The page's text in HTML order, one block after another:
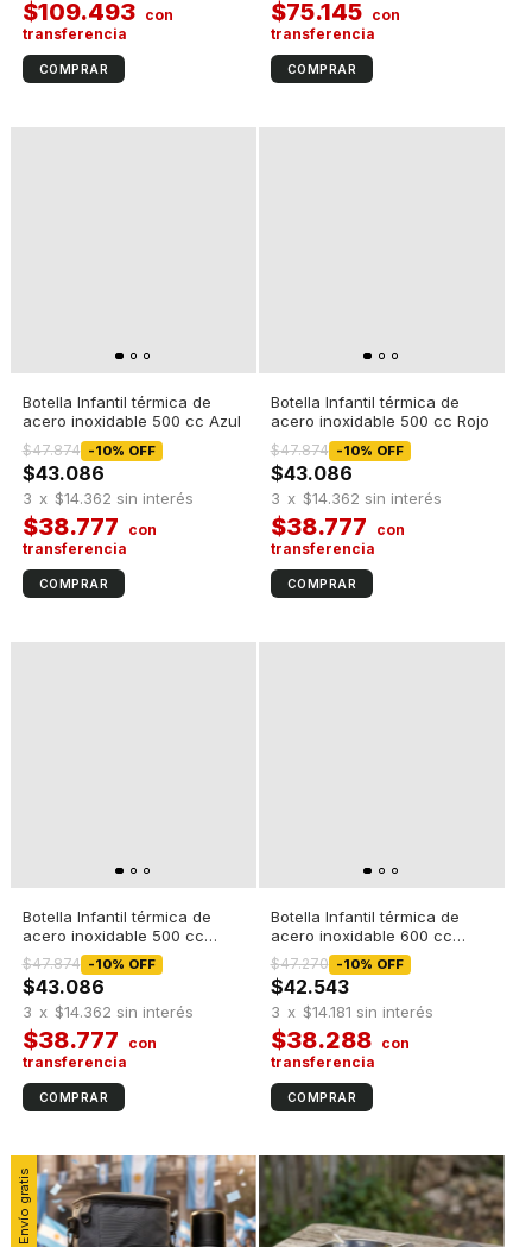
$109.493 $75.145
Botella Infantil térmica de
acero inoxidable 500 cc Azul
$43.086
-10% OFF
$47.874
$38.777
3 x $14.362 sin interés
Botella Infantil térmica de
acero inoxidable 500 cc Rojo
$43.086
-10% OFF
$47.874
$38.777
3 x $14.362 sin interés
Botella Infantil térmica de
acero inoxidable 500 cc
Verde agua
$43.086
-10% OFF
$47.874
$38.777
3 x $14.362 sin interés
Botella Infantil térmica de
acero inoxidable 600 cc
Rosa
$42.543
-10% OFF
$47.270
$38.288
3 x $14.181 sin interés
Envío gratis